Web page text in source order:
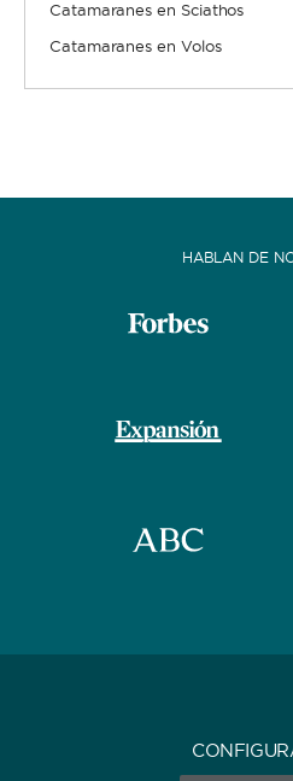
Catamaranes en Sciathos
Catamaranes en Volos
HABLAN DE